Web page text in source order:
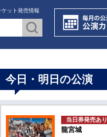
ット発売情報
今日・明日の公演
当日券発売あり
龍宮城